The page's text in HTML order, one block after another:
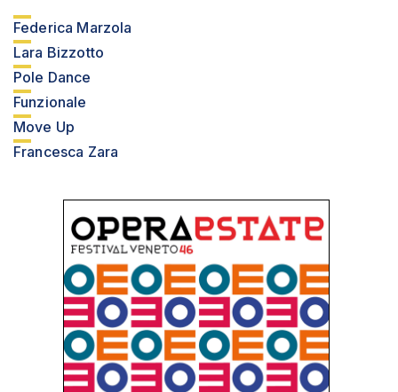
Federica Marzola
Lara Bizzotto
Pole Dance
Funzionale
Move Up
Francesca Zara